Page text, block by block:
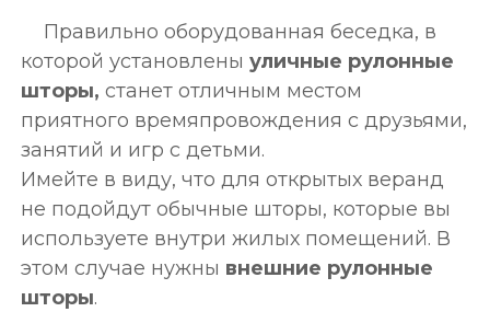
Правильно оборудованная беседка, в
которой установлены уличные рулонные
шторы, станет отличным местом
приятного времяпровождения с друзьями,
занятий и игр с детьми.
Имейте в виду, что для открытых веранд
не подойдут обычные шторы, которые вы
используете внутри жилых помещений. В
этом случае нужны внешние рулонные
шторы.